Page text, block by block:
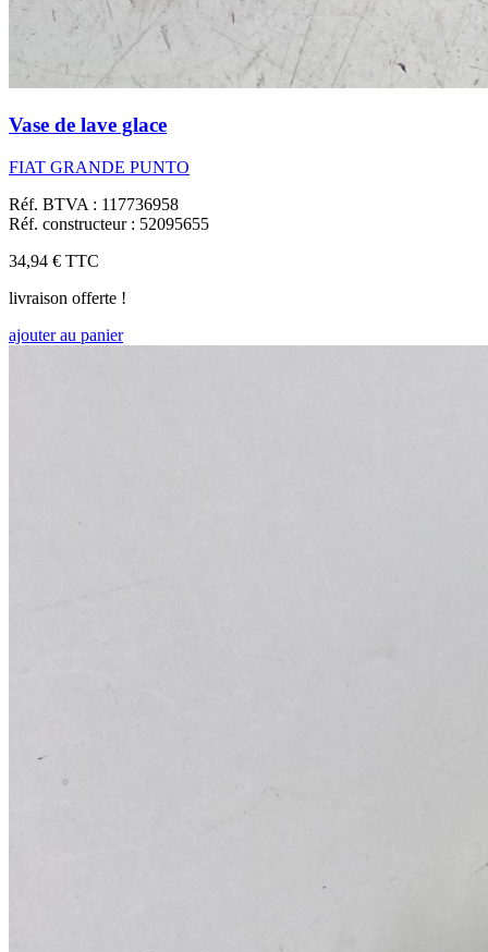
Vase de lave glace
FIAT GRANDE PUNTO
Réf. BTVA : 117736958
Réf. constructeur : 52095655
34,94 € TTC
livraison offerte !
ajouter au panier